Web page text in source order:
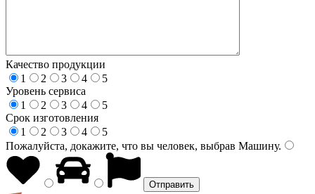
Качество продукции
1
2 3 4
5
Уровень сервиса
1
2 3 4
5
Срок изготовления
1
2 3 4
5
Пожалуйста, докажите, что вы человек, выбрав Машину.